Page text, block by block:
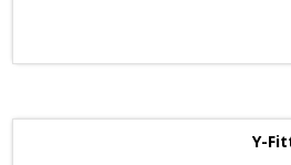
Y-